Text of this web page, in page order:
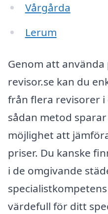
Vårgårda
Lerum
Genom att
revisor.se kan du
från flera revisorer i
sådan metod
möjlighet att
priser. Du kanske
i de omgivande
värdefull för ditt